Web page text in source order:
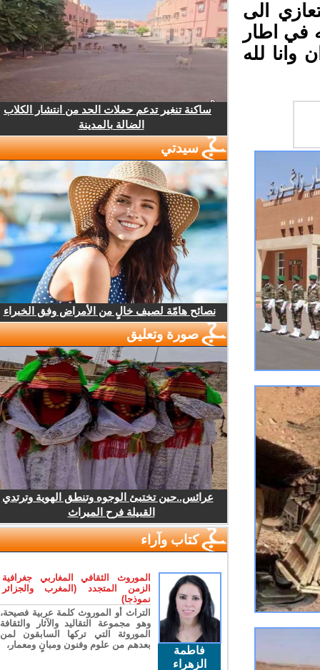
الى
في اطار
وانا لله
ساكنة تنغير تدعم حملات الحد من انتشار الكلاب
الضالة بالمدينة
سيدتي
نصائح هامّة لصيف خالٍ من الأمراض وفق الخبراء
صورة وتعليق
عرائس..حين تختبئ الوجوه وتنطق الهوية وترتدي
القبيلة فرح الميراث
كتاب وآراء
فاطمة
الزهراء
الموروث الثقافي المغاربي جغرافية
الزمن المتجدد (المغرب والجزائر
نموذجا)
التراث أو الموروث كلمة عربية فصيحة،
وهو مجموعة التقاليد والآثار والثقافة
الموروثة التي تركها السابقون لمن
بعدهم من علوم وفنون ومبانٍ ومعمار،